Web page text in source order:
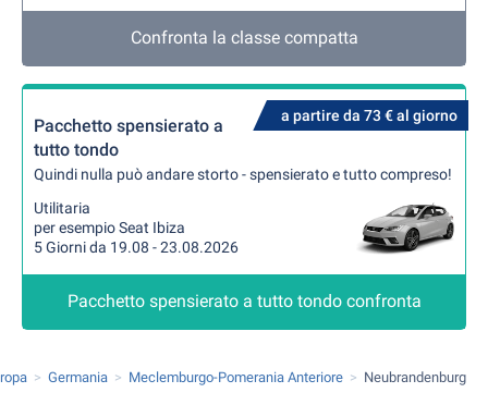
Confronta la classe compatta
a partire da 73 € al giorno
Pacchetto spensierato a
tutto tondo
Quindi nulla può andare storto - spensierato e tutto compreso!
Utilitaria
per esempio Seat Ibiza
5 Giorni da 19.08 - 23.08.2026
Pacchetto spensierato a tutto tondo confronta
Germania Meclemburgo-Pomerania Anteriore Neubrandenburg